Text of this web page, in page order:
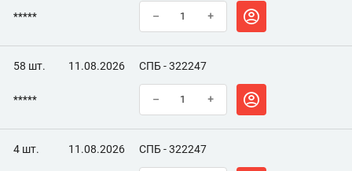
***** – +
58 шт. 11.08.2026 СПБ - 322247
***** – +
4 шт. 11.08.2026 СПБ - 322247